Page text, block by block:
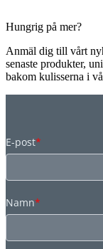
Hungrig på mer?
Anmäl dig till vårt
senaste produkter,
bakom kulisserna i
E-post*
Namn*